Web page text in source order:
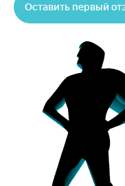
Оставить первый